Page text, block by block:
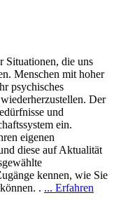
Situationen, die uns
Menschen mit hoher
psychisches
Der
und
ein.
eigenen
diese auf Aktualität
kennen, wie Sie
. ... Erfahren